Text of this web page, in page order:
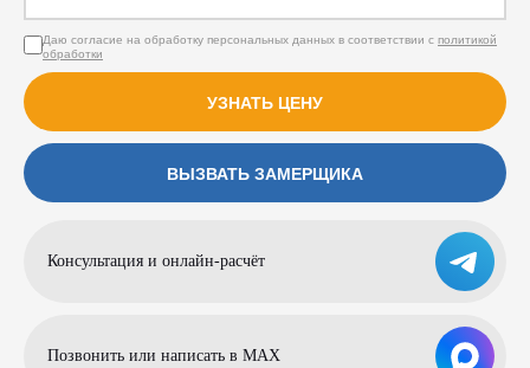
Даю согласие на обработку персональных данных в соответствии с политикой
обработки
УЗНАТЬ ЦЕНУ
ВЫЗВАТЬ ЗАМЕРЩИКА
Консультация и онлайн-расчёт
Позвонить или написать в МАХ